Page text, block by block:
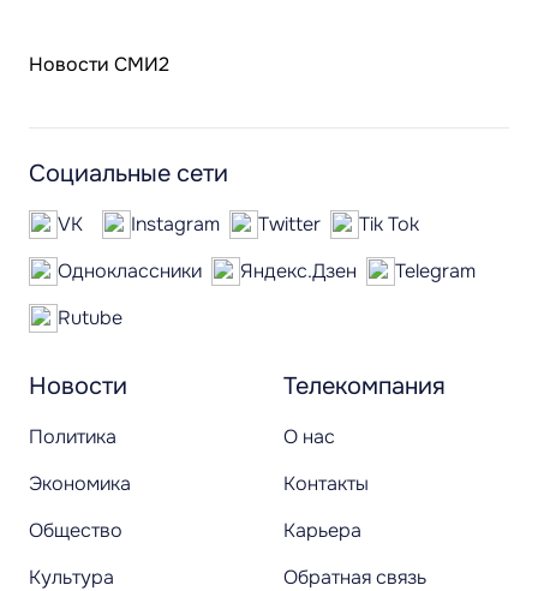
Новости СМИ2
Новости
Политика
Экономика
Общество
Культура
Телекомпания
О нас
Контакты
Карьера
Обратная связь
Социальные сети
VK Instagram Twitter
Tik Tok
Одноклассники
Яндекс.Дзен
Telegram
Rutube